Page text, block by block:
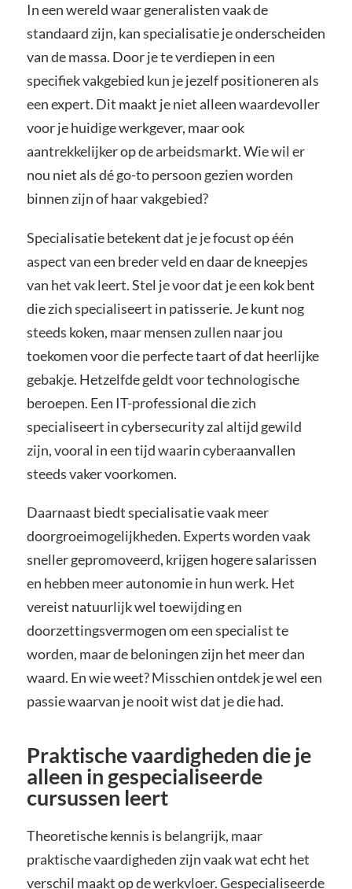
In een wereld waar generalisten vaak de
standaard zijn, kan specialisatie je onderscheiden
van de massa. Door je te verdiepen in een
specifiek vakgebied kun je jezelf positioneren als
een expert. Dit maakt je niet alleen waardevoller
voor je huidige werkgever, maar ook
aantrekkelijker op de arbeidsmarkt. Wie wil er
nou niet als dé go-to persoon gezien worden
binnen zijn of haar vakgebied?
Specialisatie betekent dat je je focust op één
aspect van een breder veld en daar de kneepjes
van het vak leert. Stel je voor dat je een kok bent
die zich specialiseert in patisserie. Je kunt nog
steeds koken, maar mensen zullen naar jou
toekomen voor die perfecte taart of dat heerlijke
gebakje. Hetzelfde geldt voor technologische
beroepen. Een IT-professional die zich
specialiseert in cybersecurity zal altijd gewild
zijn, vooral in een tijd waarin cyberaanvallen
steeds vaker voorkomen.
Daarnaast biedt specialisatie vaak meer
doorgroeimogelijkheden. Experts worden vaak
sneller gepromoveerd, krijgen hogere salarissen
en hebben meer autonomie in hun werk. Het
vereist natuurlijk wel toewijding en
doorzettingsvermogen om een specialist te
worden, maar de beloningen zijn het meer dan
waard. En wie weet? Misschien ontdek je wel een
passie waarvan je nooit wist dat je die had.
Praktische vaardigheden die je
alleen in gespecialiseerde
cursussen leert
Theoretische kennis is belangrijk, maar
praktische vaardigheden zijn vaak wat echt het
verschil maakt op de werkvloer. Gespecialiseerde